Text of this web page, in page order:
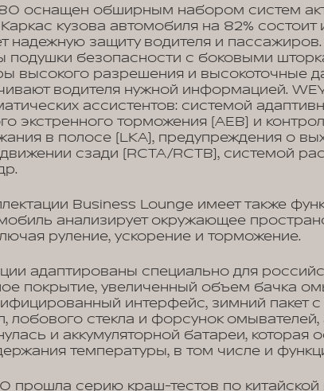
оснащен обширным набором систем
кузова автомобиля на 82%
надежную защиту водителя и
подушки безопасности с боковыми
высокого разрешения и высокоточные
водителя нужной информацией.
ассистентов: системой
экстренного торможения (AEB) и
в полосе (LKA), предупреждения о
сзади (RCTA/RCTB), системой
Business Lounge имеет также
анализирует окружающее
руление, ускорение и торможение.
адаптированы специально для
покрытие, увеличенный объем бачка
интерфейс, зимний пакет
лобового стекла и форсунок омывателей,
и аккумуляторной батареи, которая
температуры, в том числе и
прошла серию краш-тестов по